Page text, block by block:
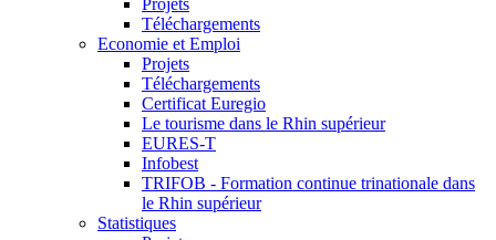
Projets
Téléchargements
Economie et Emploi
Projets
Téléchargements
Certificat Euregio
Le tourisme dans le Rhin supérieur
EURES-T
Infobest
TRIFOB - Formation continue trinationale dans
le Rhin supérieur
Statistiques